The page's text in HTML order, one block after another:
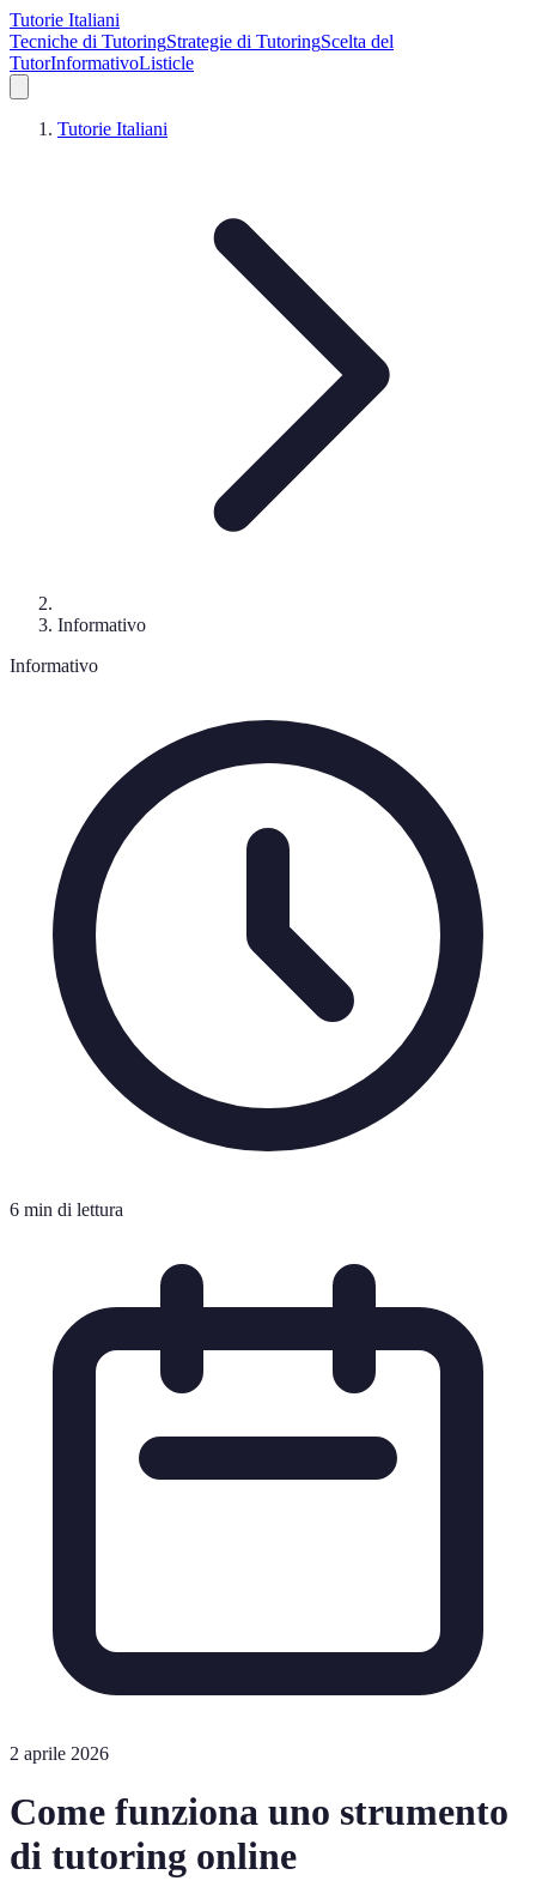
Tutorie Italiani
Tecniche di TutoringStrategie di TutoringScelta del
TutorInformativoListicle
Tutorie Italiani
Informativo
Informativo
6 min di lettura
2 aprile 2026
Come funziona uno strumento
di tutoring online